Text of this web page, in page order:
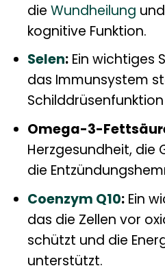
die Wundheilung
kognitive Funktion.
Selen:Ein wichtiges
das Immunsystem
Omega-3-
Herzgesundheit, die
die
Coenzym Q10:Ein
das die Zellen vor
schützt und die
unterstützt.